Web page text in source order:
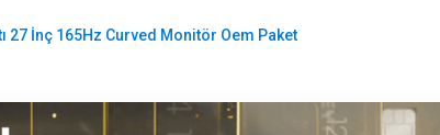
27 İnç 165Hz Curved Monitör Oem Paket